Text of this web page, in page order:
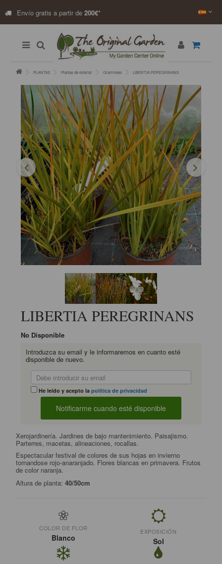
Envío gratis a partir de 200€*
PLANTAS Plantas de exterior Gramíneas LIBERTIA PEREGRINANS
LIBERTIA PEREGRINANS
No Disponible
Introduzca su email y le informaremos en cuanto esté
disponible de nuevo.
He leído y acepto lapolítica de privacidad
Xerojardinería. Jardines de bajo mantenimiento. Paisajismo.
Parterres, macetas, alineaciones, rocallas.
Espectacular festival de colores de sus hojas en invierno
tornandose rojo-anaranjado. Flores blancas en primavera. Frutos
de color naranja.
Altura de planta:40/50cm
COLOR DE FLOR
Blanco
EXPOSICIÓN
Sol